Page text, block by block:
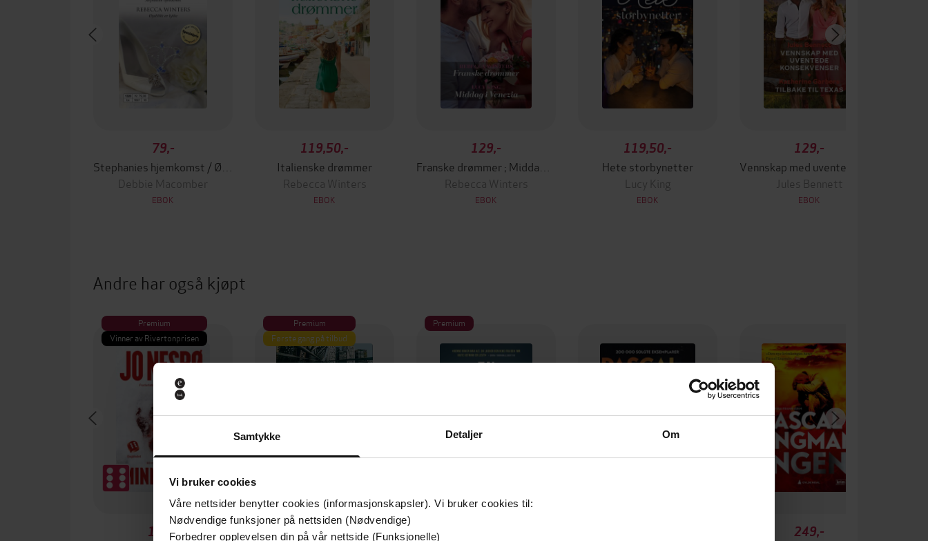
Samtykke Detaljer Om
Vi bruker cookies
Våre nettsider benytter cookies (informasjonskapsler). Vi bruker cookies til:
Nødvendige funksjoner på nettsiden (Nødvendige)
Forbedrer opplevelsen din på vår nettside (Funksjonelle)
79,-
Debbie Macomber
EBOK
119,50,-
Italienske drømmer
Rebecca Winters
EBOK
129,-
Rebecca Winters
EBOK
119,50,-
Hete storbynetter
Lucy King
EBOK
129,-
Jules Bennett
EBOK
Andre har også kjøpt
Premium
Vinner av Rivertonprisen
199,-
Premium
Første gang på tilbud
349,-
Premium
249,-